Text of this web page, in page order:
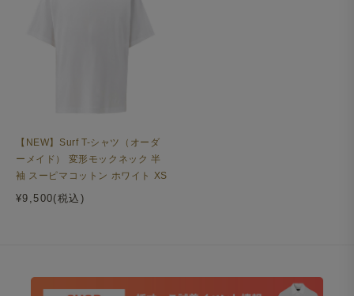
ました。両端はヨレや破け防止、耐久性向上の為のDカン
【NEW】Surf T-シャツ（オーダ
ーメイド） 変形モックネック 半
袖 スーピマコットン ホワイト XS
¥9,500(税込)